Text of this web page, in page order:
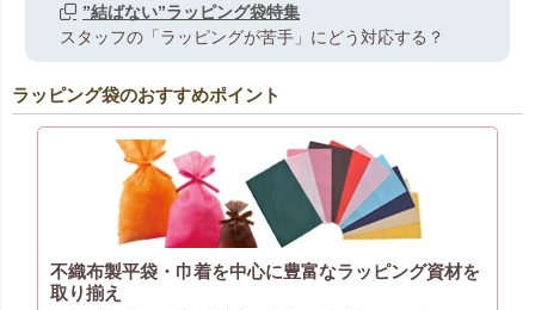
”結ばない”ラッピング袋特集
スタッフの「ラッピングが苦手」にどう対応する？
ラッピング袋のおすすめポイント
不織布製平袋・巾着を中心に豊富なラッピング資材を
取り揃え